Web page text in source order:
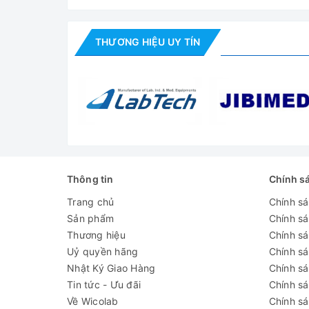
- Kính hiển vi điện tử Trung Quốc SHRC-18M
- CO, CQ tài liệu theo kính
THƯƠNG HIỆU UY TÍN
Thông tin
Trang chủ
Sản phẩm
Thương hiệu
Uỷ quyền hãng
Nhật Ký Giao Hàng
Tin tức - Ưu đãi
Về Wicolab
Chính
Chính
Chính
Chính
Chính
Chính
Chính
Chính